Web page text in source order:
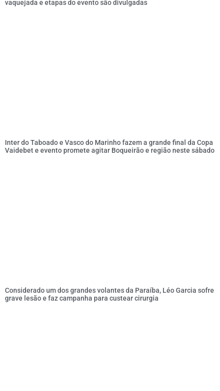
vaquejada e etapas do evento são divulgadas
Inter do Taboado e Vasco do Marinho fazem a grande final da Copa
Vaidebet e evento promete agitar Boqueirão e região neste sábado
Considerado um dos grandes volantes da Paraíba, Léo Garcia sofre
grave lesão e faz campanha para custear cirurgia